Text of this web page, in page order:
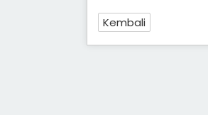
Kembali